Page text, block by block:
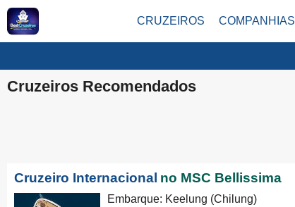
CRUZEIROS COMPANHIAS
Cruzeiros Recomendados
Cruzeiro Internacional no MSC Bellissima
Embarque: Keelung (Chilung)